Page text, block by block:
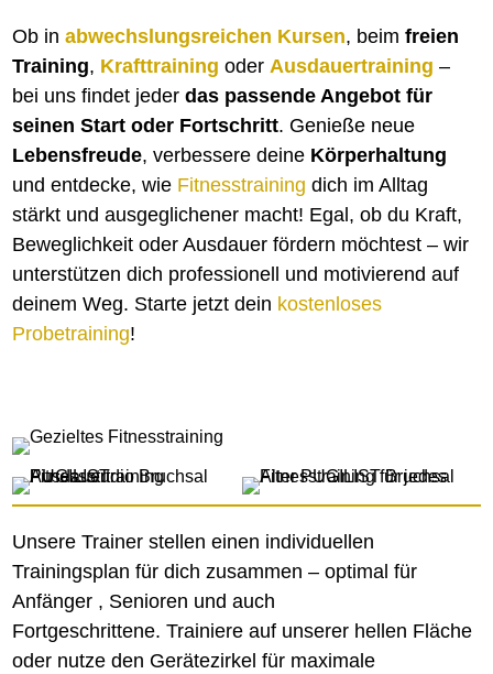
Ob inabwechslungsreichen Kursen, beimfreien
Training, Krafttraining oderAusdauertraining –
bei uns findet jederdas passende Angebot für
seinen Start oder Fortschritt. Genieße neue
Lebensfreude, verbessere deine Körperhaltung
und entdecke, wie Fitnesstraining dich im Alltag
stärkt und ausgeglichener macht! Egal, ob du Kraft,
Beweglichkeit oder Ausdauer fördern möchtest – wir
unterstützen dich professionell und motivierend auf
deinem Weg. Starte jetzt dein kostenloses
Probetraining!
Unsere Trainer stellen einen individuellen
Trainingsplan für dich zusammen – optimal für
Anfänger , Senioren und auch
Fortgeschrittene. Trainiere auf unserer hellen Fläche
oder nutze den Gerätezirkel für maximale